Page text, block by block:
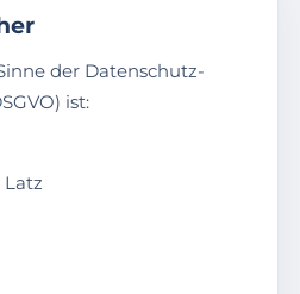
der Datenschutz-
ist:
Latz